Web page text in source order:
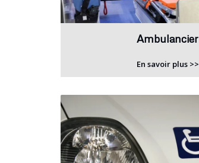
Ambulancier
En savoir plus >>